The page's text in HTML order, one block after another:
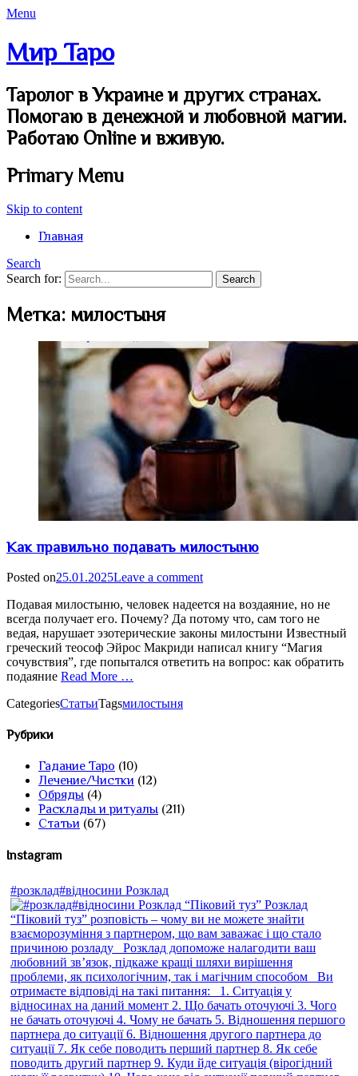
Menu
Мир Таро
Таролог в Украине и других странах.
Помогаю в денежной и любовной магии.
Работаю Online и вживую.
Primary Menu
Skip to content
Главная
Search
Search for:
Метка: милостыня
Как правильно подавать милостыню
Posted on25.01.2025Leave a comment
Подавая милостыню, человек надеется на воздаяние, но не
всегда получает его. Почему? Да потому что, сам того не
ведая, нарушает эзотерические законы милостыни Известный
греческий теософ Эйрос Макриди написал книгу “Магия
сочувствия”, где попытался ответить на вопрос: как обратить
подаяние Read More …
CategoriesСтатьиTagsмилостыня
Рубрики
Гадание Таро (10)
Лечение/Чистки (12)
Обряды (4)
Расклады и ритуалы (211)
Статьи (67)
Instagram
#розклад#відносини Розклад